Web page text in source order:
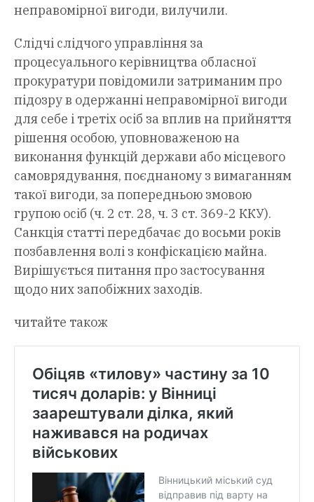
неправомірної вигоди, вилучили.
Слідчі слідчого управління за
процесуального керівництва обласної
прокуратури повідомили затриманим про
підозру в одержанні неправомірної вигоди
для себе і третіх осіб за вплив на прийняття
рішення особою, уповноваженою на
виконання функцій держави або місцевого
самоврядування, поєднаному з вимаганням
такої вигоди, за попередньою змовою
групою осіб (ч. 2 ст. 28, ч. 3 ст. 369-2 ККУ).
Санкція статті передбачає до восьми років
позбавлення волі з конфіскацією майна.
Вирішується питання про застосування
щодо них запобіжних заходів.
читайте також